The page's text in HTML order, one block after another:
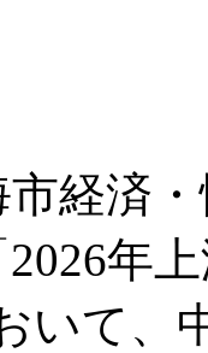
経済
年
いて